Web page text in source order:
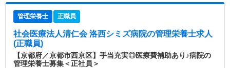
管理栄養士 正職員
社会医療法人清仁会 洛西シミズ病院の管理栄養士求人
(正職員)
【京都府／京都市西京区】手当充実◎医療費補助あり♪病院の
管理栄養士募集＜正社員＞